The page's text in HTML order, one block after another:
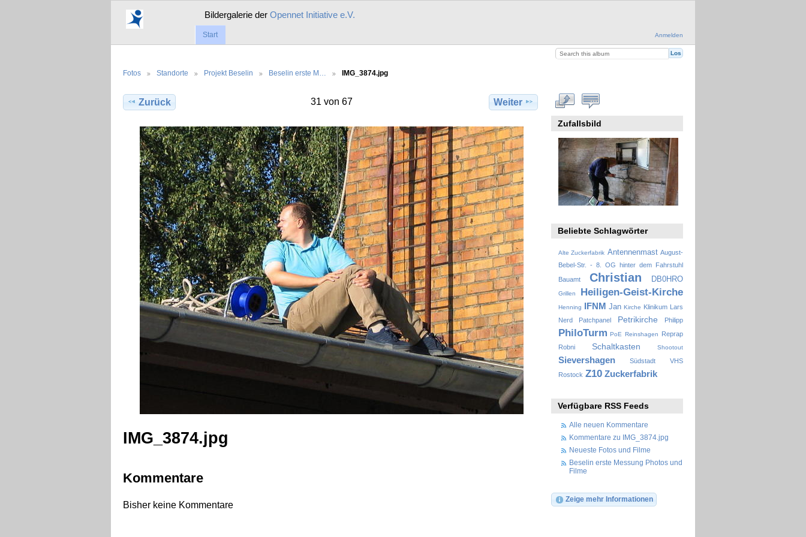
Bildergalerie derOpennet Initiative e.V.
Anmelden
Start
Fotos Standorte Projekt Beselin Beselin erste M… IMG_3874.jpg
Zurück 31 von 67 Weiter
IMG_3874.jpg
Kommentare
Bisher keine Kommentare
Zufallsbild
Beliebte Schlagwörter
Alte Zuckerfabrik Antennenmast August-
Bebel-Str. - 8. OG hinter dem Fahrstuhl
Bauamt
Christian DB0HRO
Grillen Heiligen-Geist-Kirche
Henning IFNM Jan Kirche Klinikum Lars
Nerd
Patchpanel Petrikirche Philipp
PhiloTurm PoE Reinshagen
Reprap
Robni
Schaltkasten Shootout
Sievershagen Südstadt
VHS
Rostock Z10 Zuckerfabrik
Verfügbare RSS Feeds
Alle neuen Kommentare
Kommentare zu IMG_3874.jpg
Neueste Fotos und Filme
Beselin erste Messung Photos und
Filme
Zeige mehr Informationen